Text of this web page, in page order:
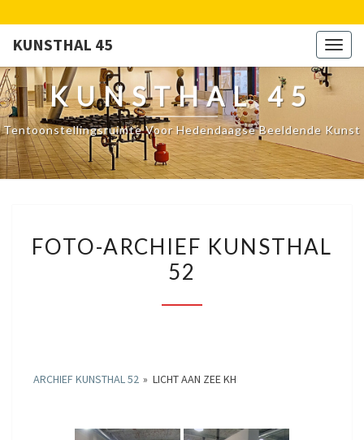
KUNSTHAL 45
KUNSTHAL 45
Tentoonstellingsruimte Voor Hedendaagse Beeldende Kunst
ARCHIEF
KUNSTHAL
FOTO-ARCHIEF KUNSTHAL
52
ARCHIEF KUNSTHAL 52 » LICHT AAN ZEE KH